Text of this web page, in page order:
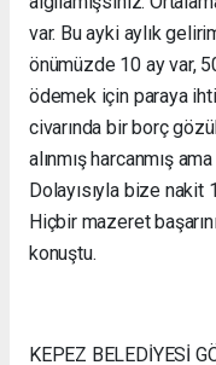
var. Bu ayki aylık
önümüzde 10 ay var,
ödemek için paraya
civarında bir borç
alınmış harcanmış
Dolayısıyla bize nakit
Hiçbir mazeret
konuştu.
KEPEZ BELEDİYESİ